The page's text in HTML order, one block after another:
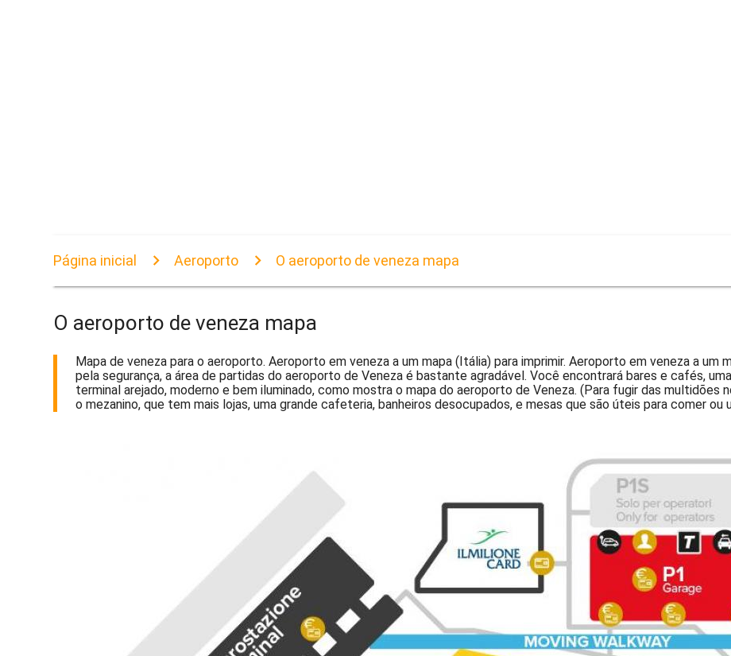
Página inicial Aeroporto O aeroporto de veneza mapa
O aeroporto de veneza mapa
Mapa de veneza para o aeroporto. Aeroporto em veneza a um mapa (Itália) para imprimir. Aeroporto em veneza a um
pela segurança, a área de partidas do aeroporto de Veneza é bastante agradável. Você encontrará bares e cafés,
terminal arejado, moderno e bem iluminado, como mostra o mapa do aeroporto de Veneza. (Para fugir das
o mezanino, que tem mais lojas, uma grande cafeteria, banheiros desocupados, e mesas que são úteis para comer ou